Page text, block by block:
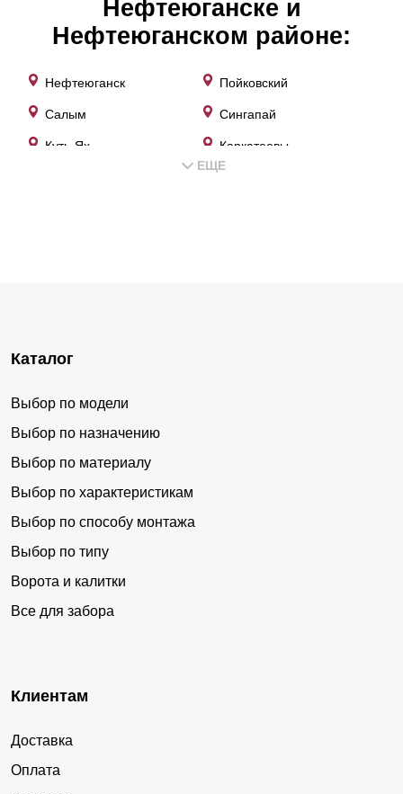
Нефтеюганске и
Нефтеюганском районе:
Нефтеюганск Пойковский
Салым Сингапай
Куть-Ях Каркатеевы
ЕЩЕ
Каталог
Выбор по модели
Выбор по назначению
Выбор по материалу
Выбор по характеристикам
Выбор по способу монтажа
Выбор по типу
Ворота и калитки
Все для забора
Клиентам
Доставка
Оплата